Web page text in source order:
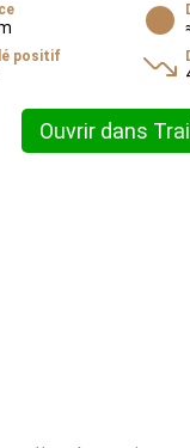
positif
Ouvrir dans